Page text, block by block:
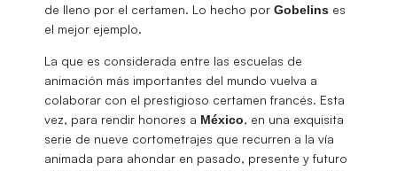
de lleno por el certamen. Lo hecho por Gobelins es
el mejor ejemplo.
La que es considerada entre las escuelas de
animación más importantes del mundo vuelva a
colaborar con el prestigioso certamen francés. Esta
vez, para rendir honores a México, en una exquisita
serie de nueve cortometrajes que recurren a la vía
animada para ahondar en pasado, presente y futuro